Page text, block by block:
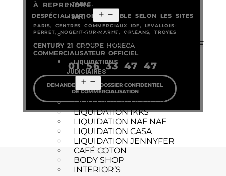
> TABAC.
> BAR.
BAR À VENDRE
LOCAL COMMERCIAL À VENDRE
LIQUIDATIONS
JUDICIAIRES
LIQUIDATION BOUCHARA
LIQUIDATION IKKS
LIQUIDATION NAF NAF
LIQUIDATION CASA
LIQUIDATION JENNYFER
CAFÉ COTON
BODY SHOP
INTERIOR’S
À REPRENDRE
DESPÉCIALISATION POSSIBLE SELON LES SITES
PARIS, CENTRES COMMERCIAUX IDF, LEVALLOIS-
PERRET, NOGENT-SUR-MARNE, ORLÉANS, TROYES
CENTURY 21 GROUPE HORECA
COMMERCIALISATEUR OFFICIEL
01 56 33 47 47
DEMANDEZ NOTRE DOSSIER CONFIDENTIEL
DE COMMERCIALISATION